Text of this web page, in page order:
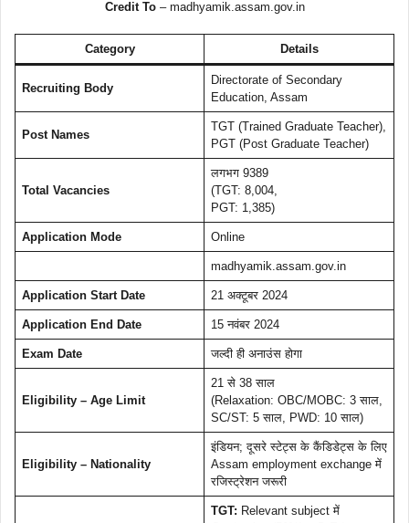
Credit To– madhyamik.assam.gov.in
Category Details
Recruiting Body
Directorate of Secondary
Education, Assam
Post Names
TGT (Trained Graduate Teacher),
PGT (Post Graduate Teacher)
Total Vacancies
लगभग 9389
(TGT: 8,004,
PGT: 1,385)
Application Mode Online
madhyamik.assam.gov.in
Application Start Date 21 अक्टूबर 2024
Application End Date 15 नवंबर 2024
Exam Date जल्दी ही अनाउंस होगा
Eligibility – Age Limit
21 से 38 साल
(Relaxation: OBC/MOBC: 3 साल,
SC/ST: 5 साल, PWD: 10 साल)
Eligibility – Nationality
इंडियन; दूसरे स्टेट्स के कैंडिडेट्स के लिए
Assam employment exchange में
रजिस्ट्रेशन जरूरी
TGT: Relevant subject में